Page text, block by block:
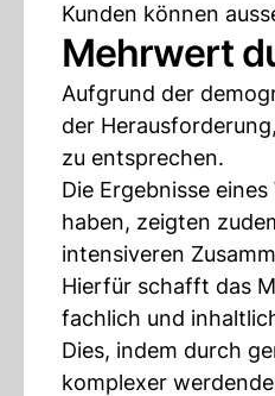
Kunden können
Mehrwert
Aufgrund der
der
zu entsprechen.
Die Ergebnisse
haben, zeigten
intensiveren
Hierfür schafft das
fachlich und
Dies, indem durch
komplexer